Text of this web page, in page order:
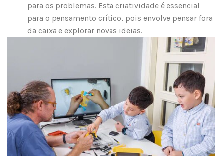
para os problemas. Esta criatividade é essencial
para o pensamento crítico, pois envolve pensar fora
da caixa e explorar novas ideias.